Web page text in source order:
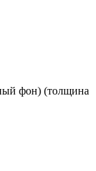
фон) (толщина